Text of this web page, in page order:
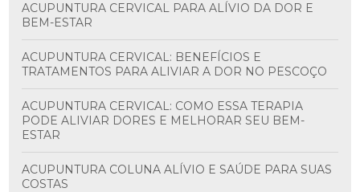
ACUPUNTURA CERVICAL PARA ALÍVIO DA DOR E
BEM-ESTAR
ACUPUNTURA CERVICAL: BENEFÍCIOS E
TRATAMENTOS PARA ALIVIAR A DOR NO PESCOÇO
ACUPUNTURA CERVICAL: COMO ESSA TERAPIA
PODE ALIVIAR DORES E MELHORAR SEU BEM-
ESTAR
ACUPUNTURA COLUNA ALÍVIO E SAÚDE PARA SUAS
COSTAS